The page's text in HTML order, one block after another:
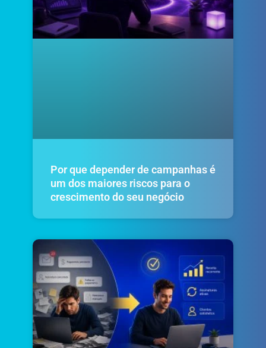
Por que depender de campanhas é
um dos maiores riscos para o
crescimento do seu negócio